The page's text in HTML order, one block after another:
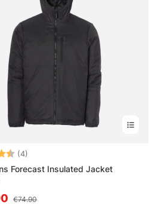
(4)
Forecast Insulated Jacket
€74.90